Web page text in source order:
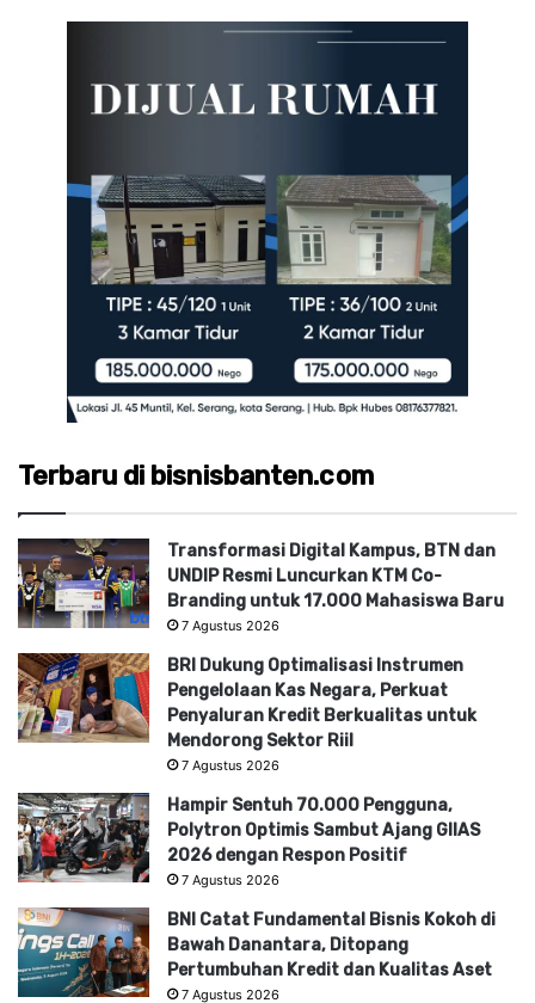
Terbaru di bisnisbanten.com
Transformasi Digital Kampus, BTN dan
UNDIP Resmi Luncurkan KTM Co-
Branding untuk 17.000 Mahasiswa Baru
7 Agustus 2026
BRI Dukung Optimalisasi Instrumen
Pengelolaan Kas Negara, Perkuat
Penyaluran Kredit Berkualitas untuk
Mendorong Sektor Riil
7 Agustus 2026
Hampir Sentuh 70.000 Pengguna,
Polytron Optimis Sambut Ajang GIIAS
2026 dengan Respon Positif
7 Agustus 2026
BNI Catat Fundamental Bisnis Kokoh di
Bawah Danantara, Ditopang
Pertumbuhan Kredit dan Kualitas Aset
7 Agustus 2026